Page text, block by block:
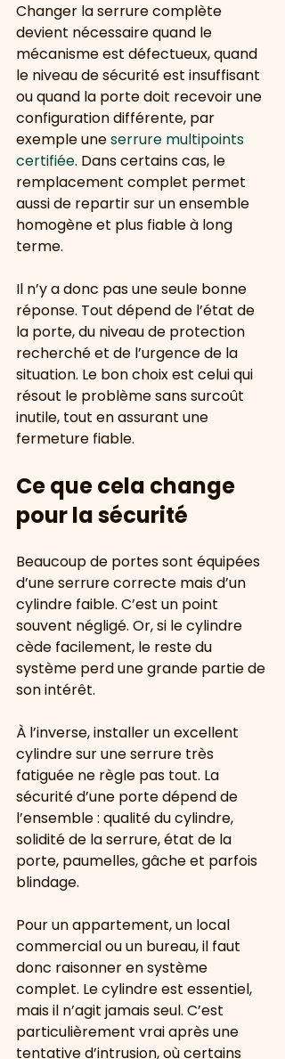
Changer la serrure complète
devient nécessaire quand le
mécanisme est défectueux, quand
le niveau de sécurité est insuffisant
ou quand la porte doit recevoir une
configuration différente, par
exemple une serrure multipoints
certifiée. Dans certains cas, le
remplacement complet permet
aussi de repartir sur un ensemble
homogène et plus fiable à long
terme.
Il n’y a donc pas une seule bonne
réponse. Tout dépend de l’état de
la porte, du niveau de protection
recherché et de l’urgence de la
situation. Le bon choix est celui qui
résout le problème sans surcoût
inutile, tout en assurant une
fermeture fiable.
Ce que cela change
pour la sécurité
Beaucoup de portes sont équipées
d’une serrure correcte mais d’un
cylindre faible. C’est un point
souvent négligé. Or, si le cylindre
cède facilement, le reste du
système perd une grande partie de
son intérêt.
À l’inverse, installer un excellent
cylindre sur une serrure très
fatiguée ne règle pas tout. La
sécurité d’une porte dépend de
l’ensemble : qualité du cylindre,
solidité de la serrure, état de la
porte, paumelles, gâche et parfois
blindage.
Pour un appartement, un local
commercial ou un bureau, il faut
donc raisonner en système
complet. Le cylindre est essentiel,
mais il n’agit jamais seul. C’est
particulièrement vrai après une
tentative d’intrusion, où certains